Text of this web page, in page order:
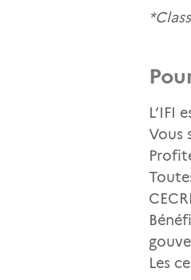
L’IFI
Vous
Les